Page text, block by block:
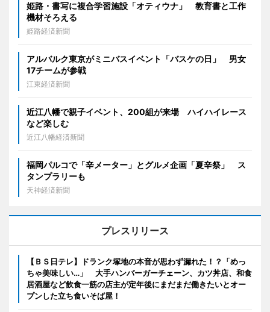
姫路・書写に複合学習施設「オティウナ」 教育書と工作
機材そろえる
姫路経済新聞
アルバルク東京がミニバスイベント「バスケの日」 男女
17チームが参戦
江東経済新聞
近江八幡で親子イベント、200組が来場 ハイハイレース
など楽しむ
近江八幡経済新聞
福岡パルコで「辛メーター」とグルメ企画「夏辛祭」 ス
タンプラリーも
天神経済新聞
プレスリリース
【ＢＳ日テレ】ドランク塚地の本音が思わず漏れた！？「めっ
ちゃ美味しい…」 大手ハンバーガーチェーン、カツ丼店、和食
居酒屋など飲食一筋の店主が定年後にまだまだ働きたいとオー
プンした立ち食いそば屋！